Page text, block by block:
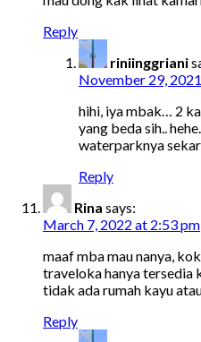
Reply
riniinggriani
November 29,
hihi, iya mbak… 2
yang beda sih..
waterparknya
Reply
Rina says:
March 7, 2022 at 2:53 pm
maaf mba mau nanya,
traveloka hanya tersedia
tidak ada rumah kayu
Reply